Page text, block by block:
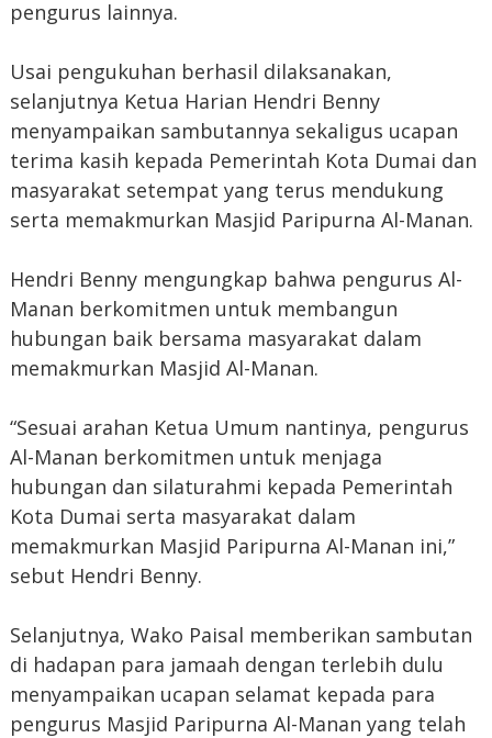
pengurus lainnya.
Usai pengukuhan berhasil dilaksanakan,
selanjutnya Ketua Harian Hendri Benny
menyampaikan sambutannya sekaligus ucapan
terima kasih kepada Pemerintah Kota Dumai dan
masyarakat setempat yang terus mendukung
serta memakmurkan Masjid Paripurna Al-Manan.
Hendri Benny mengungkap bahwa pengurus Al-
Manan berkomitmen untuk membangun
hubungan baik bersama masyarakat dalam
memakmurkan Masjid Al-Manan.
“Sesuai arahan Ketua Umum nantinya, pengurus
Al-Manan berkomitmen untuk menjaga
hubungan dan silaturahmi kepada Pemerintah
Kota Dumai serta masyarakat dalam
memakmurkan Masjid Paripurna Al-Manan ini,”
sebut Hendri Benny.
Selanjutnya, Wako Paisal memberikan sambutan
di hadapan para jamaah dengan terlebih dulu
menyampaikan ucapan selamat kepada para
pengurus Masjid Paripurna Al-Manan yang telah